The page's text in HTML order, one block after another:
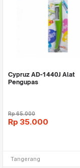
Cypruz AD-1440J Alat
Pengupas
Rp65.000
Rp 35.000
Tangerang